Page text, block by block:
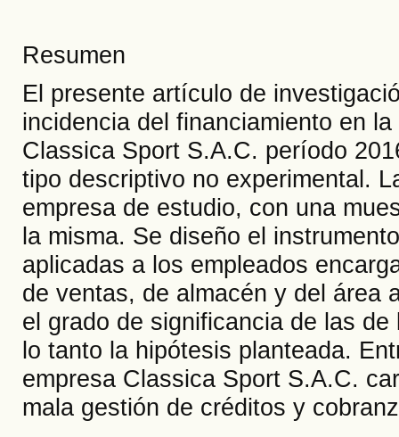
Resumen
El presente artículo de
incidencia del financiamiento en
Classica Sport S.A.C. período
tipo descriptivo no experimental.
empresa de estudio, con una
la misma. Se diseño el
aplicadas a los empleados
de ventas, de almacén y del área
el grado de significancia de las
lo tanto la hipótesis planteada.
empresa Classica Sport S.A.C.
mala gestión de créditos y